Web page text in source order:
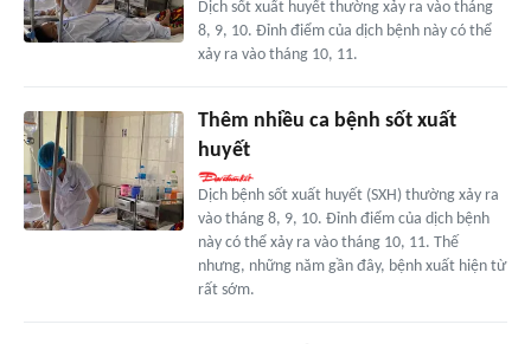
Dịch sốt xuất huyết thường xảy ra vào tháng
8, 9, 10. Đỉnh điểm của dịch bệnh này có thể
xảy ra vào tháng 10, 11.
Thêm nhiều ca bệnh sốt xuất
huyết
Dịch bệnh sốt xuất huyết (SXH) thường xảy ra
vào tháng 8, 9, 10. Đỉnh điểm của dịch bệnh
này có thể xảy ra vào tháng 10, 11. Thế
nhưng, những năm gần đây, bệnh xuất hiện từ
rất sớm.